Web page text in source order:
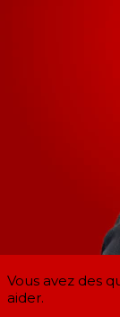
Vous avez des
aider.